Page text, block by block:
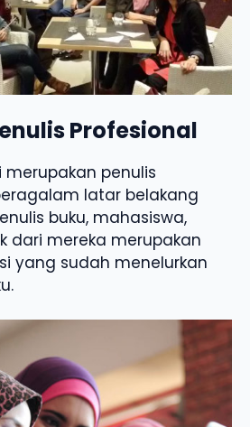
Profesional
merupakan penulis
latar belakang
buku, mahasiswa,
dari mereka merupakan
yang sudah menelurkan